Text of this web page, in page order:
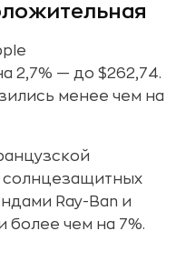
2,7% — до $262,74.
менее чем на
солнцезащитных
Ray-Ban и
более чем на 7%.